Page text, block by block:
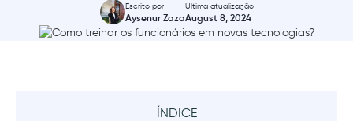
Escrito por
Aysenur Zaza
Última atualização
August 8, 2024
ÍNDICE